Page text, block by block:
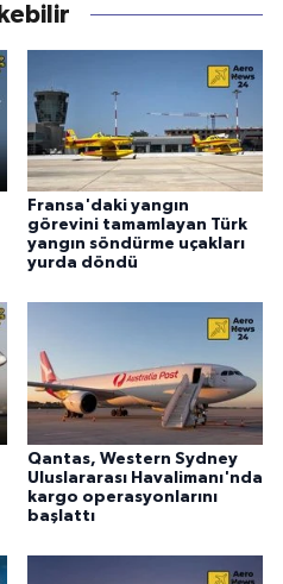
Fransa'daki yangın
görevini tamamlayan Türk
yangın söndürme uçakları
yurda döndü
Qantas, Western Sydney
Uluslararası Havalimanı'nda
kargo operasyonlarını
başlattı